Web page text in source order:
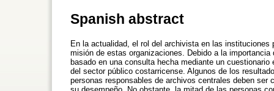
Spanish abstract
En la actualidad, el rol del archivista en las
misión de estas organizaciones. Debido a la
basado en una consulta hecha mediante un
del sector público costarricense. Algunos de los
personas responsables de archivos centrales deben ser